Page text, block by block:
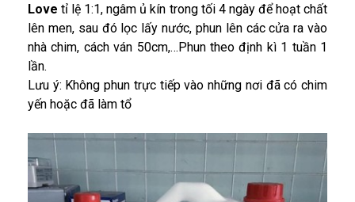
Love tỉ lệ 1:1, ngâm ủ kín trong tối 4 ngày để hoạt chất
lên men, sau đó lọc lấy nước, phun lên các cửa ra vào
nhà chim, cách ván 50cm,…Phun theo định kì 1 tuần 1
lần.
Lưu ý: Không phun trực tiếp vào những nơi đã có chim
yến hoặc đã làm tổ